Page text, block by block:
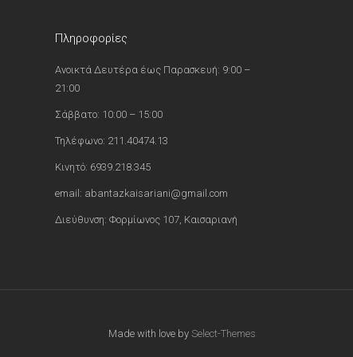
Πληροφορίες
Ανοικτά Δευτέρα έως Παρασκευή: 9:00 –
21:00
Σάββατο: 10:00 – 15:00
Τηλέφωνο: 211.40474.13
Κινητό: 6939.218.345
email: abantazkaisariani@gmail.com
Διεύθυνση: Φορμίωνος 107, Καισαριανή
Made with love by Select-Themes